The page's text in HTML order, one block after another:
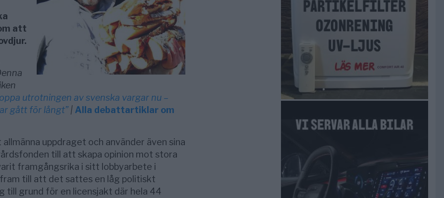
att
utrotningen av svenska vargar nu –
gått för långt”| Alla debattartiklar om
allmänna uppdraget och använder även sina
till att skapa opinion mot stora
framgångsrika i sitt lobbyarbete i
till att det sattes en låg politiskt
till grund för en licensjakt där hela 44